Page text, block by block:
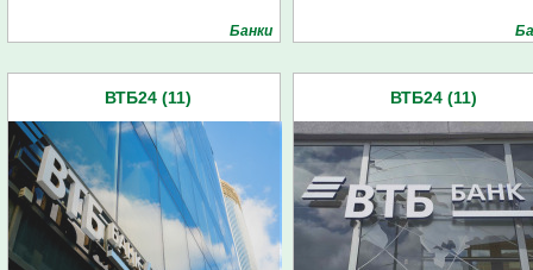
Банки
ВТБ24 (11) ВТБ24 (11)